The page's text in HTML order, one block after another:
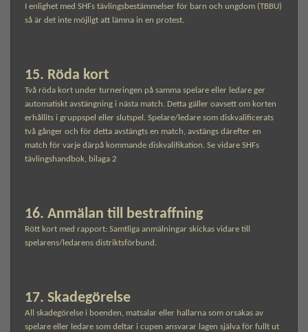
I enlighet med SHFs tävlingsbestämmelser för barn och ungdom (TBBU)
så är det inte möjligt att lämna in en protest.
15. Röda kort
Två röda kort under turneringen på samma spelare eller ledare ger
automatiskt avstängning i nästa match. Detta gäller oavsett om korten
erhållits i gruppspel eller slutspel. Spelare/ledare som diskvalificerats
två gånger och för detta avstängts en match, avstängs därefter en
match för varje därpå kommande diskvalifikation. Se vidare SHFs
tävlingshandbok, bilaga 2
16. Anmälan till bestraffning
Rött kort med rapport: Samtliga anmälningar skickas vidare till
spelarens/ledarens distriktsförbund.
17. Skadegörelse
All skadegörelse i boenden, matsalar eller hallarna som orsakas av
spelare eller ledare som deltar i cupen ansvarar lagen själva för fullt ut